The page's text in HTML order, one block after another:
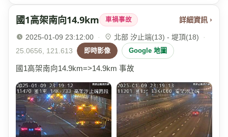
國1高架南向14.9km 車禍事故 詳細資訊 ›
2025-01-09 23:12:00 · 北部 汐止端(13) - 堤頂(18)
·
25.0656, 121.613
即時影像 Google 地圖
國1高架南向14.9km=>14.9km 事故